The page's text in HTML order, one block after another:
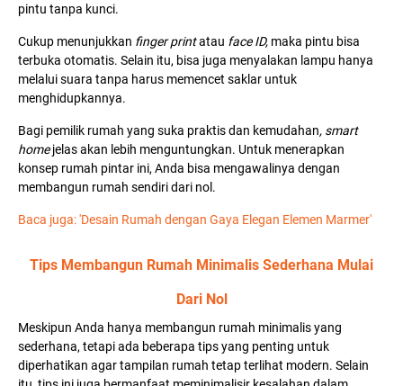
pintu tanpa kunci.
Cukup menunjukkan finger printatau face ID, maka pintu bisa
terbuka otomatis. Selain itu, bisa juga menyalakan lampu hanya
melalui suara tanpa harus memencet saklar untuk
menghidupkannya.
Bagi pemilik rumah yang suka praktis dan kemudahan, smart
homejelas akan lebih menguntungkan. Untuk menerapkan
konsep rumah pintar ini, Anda bisa mengawalinya dengan
membangun rumah sendiri dari nol.
Baca juga: 'Desain Rumah dengan Gaya Elegan Elemen Marmer'
Tips Membangun Rumah Minimalis Sederhana Mulai
Dari Nol
Meskipun Anda hanya membangun rumah minimalis yang
sederhana, tetapi ada beberapa tips yang penting untuk
diperhatikan agar tampilan rumah tetap terlihat modern. Selain